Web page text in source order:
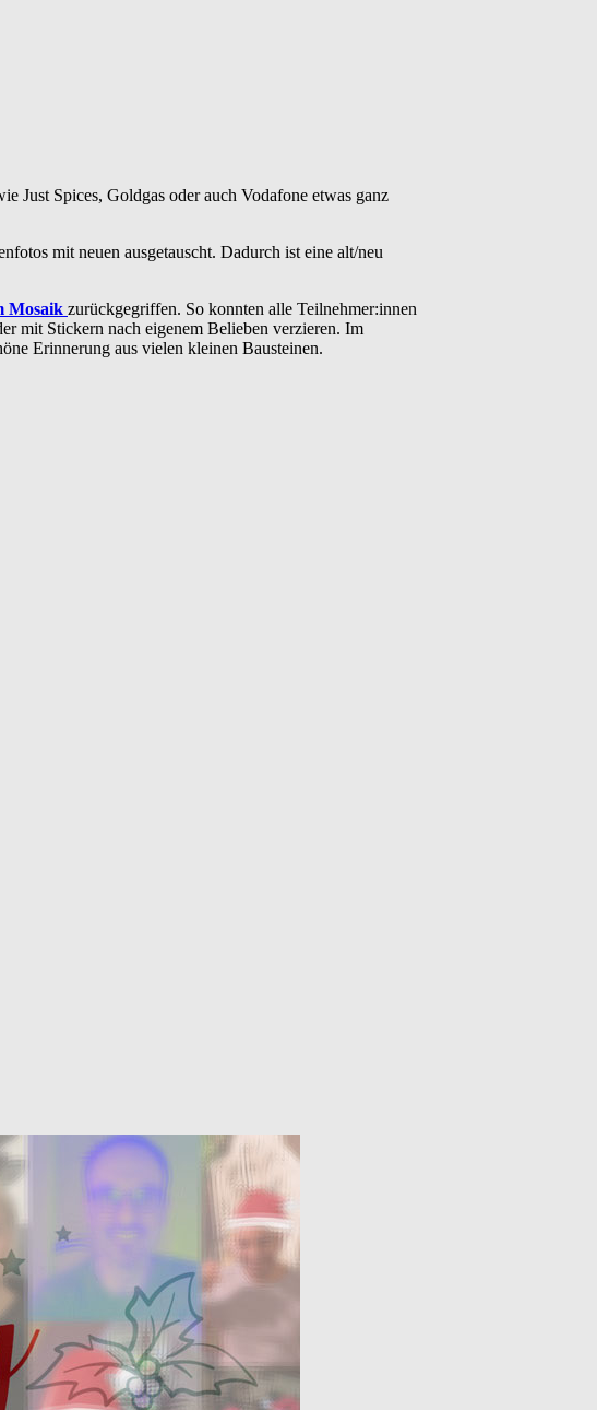
Just Spices, Goldgas oder auch Vodafone etwas ganz
mit neuen ausgetauscht. Dadurch ist eine alt/neu
Mosaik zurückgegriffen. So konnten alle Teilnehmer:innen
mit Stickern nach eigenem Belieben verzieren. Im
Erinnerung aus vielen kleinen Bausteinen.